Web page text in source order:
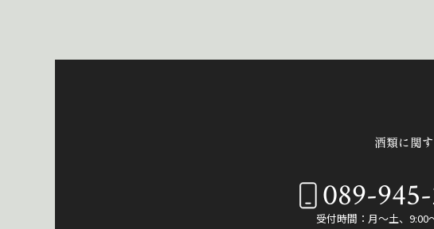
酒類に関
089-
受付時間：月～土、9:00